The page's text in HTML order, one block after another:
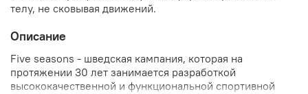
телу, не сковывая движений.
Описание
Five seasons - шведская кампания, которая на
протяжении 30 лет занимается разработкой
высококачественной и функциональной спортивной